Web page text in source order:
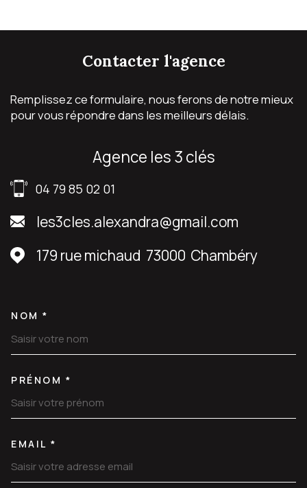
contacter l'agence
Remplissez ce formulaire, nous ferons de notre mieux
pour vous répondre dans les meilleurs délais.
agence les 3 clés
04 79 85 02 01
les3cles.alexandra@gmail.com
179 rue michaud 73000 Chambéry
NOM *
PRÉNOM *
EMAIL *